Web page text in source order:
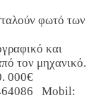
φωτό των
και
τον μηχανικό.
000€
Mobil: